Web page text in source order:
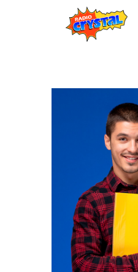
Promociones
Contacto